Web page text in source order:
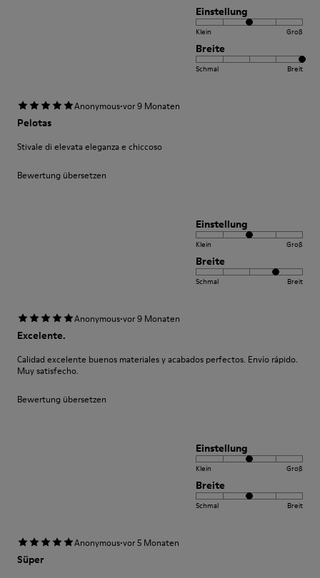
Einstellung
Klein Groß
Breite
Schmal Breit
Anonymous·vor 9 Monaten
Pelotas
Stivale di elevata eleganza e chiccoso
Bewertung übersetzen
Einstellung
Klein Groß
Breite
Schmal Breit
Anonymous·vor 9 Monaten
Excelente.
Calidad excelente buenos materiales y acabados perfectos. Envío rápido.
Muy satisfecho.
Bewertung übersetzen
Einstellung
Klein Groß
Breite
Schmal Breit
Anonymous·vor 5 Monaten
Süper